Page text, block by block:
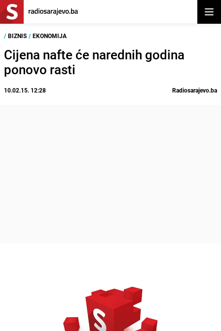
/ BIZNIS / EKONOMIJA
Cijena nafte će narednih godina
ponovo rasti
10.02.15. 12:28 Radiosarajevo.ba